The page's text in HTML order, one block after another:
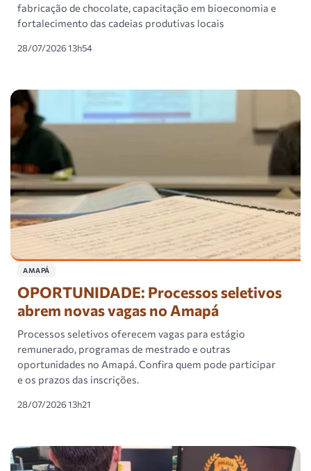
fabricação de chocolate, capacitação em bioeconomia e
fortalecimento das cadeias produtivas locais
28/07/2026 13h54
AMAPÁ
OPORTUNIDADE: Processos seletivos
abrem novas vagas no Amapá
Processos seletivos oferecem vagas para estágio
remunerado, programas de mestrado e outras
oportunidades no Amapá. Confira quem pode participar
e os prazos das inscrições.
28/07/2026 13h21